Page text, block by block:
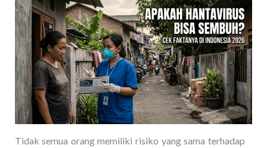
Tidak semua orang memiliki risiko yang sama terhadap